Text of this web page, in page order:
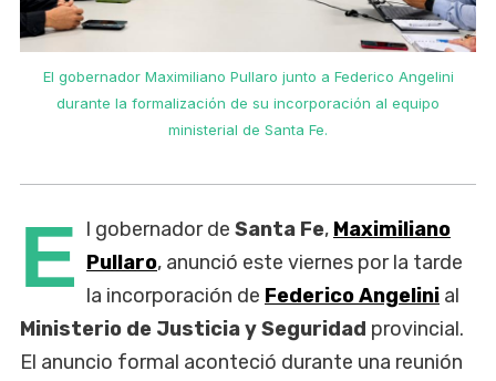
El gobernador Maximiliano Pullaro junto a Federico Angelini
durante la formalización de su incorporación al equipo
ministerial de Santa Fe.
E l gobernador de Santa Fe, Maximiliano
Pullaro, anunció este viernes por la tarde
la incorporación de Federico Angelini al
Ministerio de Justicia y Seguridad provincial.
El anuncio formal aconteció durante una reunión